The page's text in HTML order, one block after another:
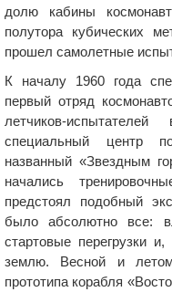
долю кабины
полутора кубических
прошел самолетные
К началу 1960 года
первый отряд
летчиков-
специальный центр
названный «Звездным
начались
предстоял подобный
было абсолютно все:
стартовые перегрузки
землю. Весной и
прототипа корабля